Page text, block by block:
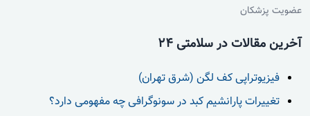
عضویت پزشکان
آخرین مقالات در سلامتی 24
فیزیوتراپی کف لگن (شرق تهران)
تغییرات پارانشیم کبد در سونوگرافی چه مفهومی دارد؟